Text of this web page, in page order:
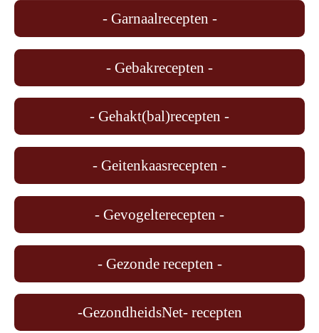
- Garnaalrecepten -
- Gebakrecepten -
- Gehakt(bal)recepten -
- Geitenkaasrecepten -
- Gevogelterecepten -
- Gezonde recepten -
-GezondheidsNet- recepten